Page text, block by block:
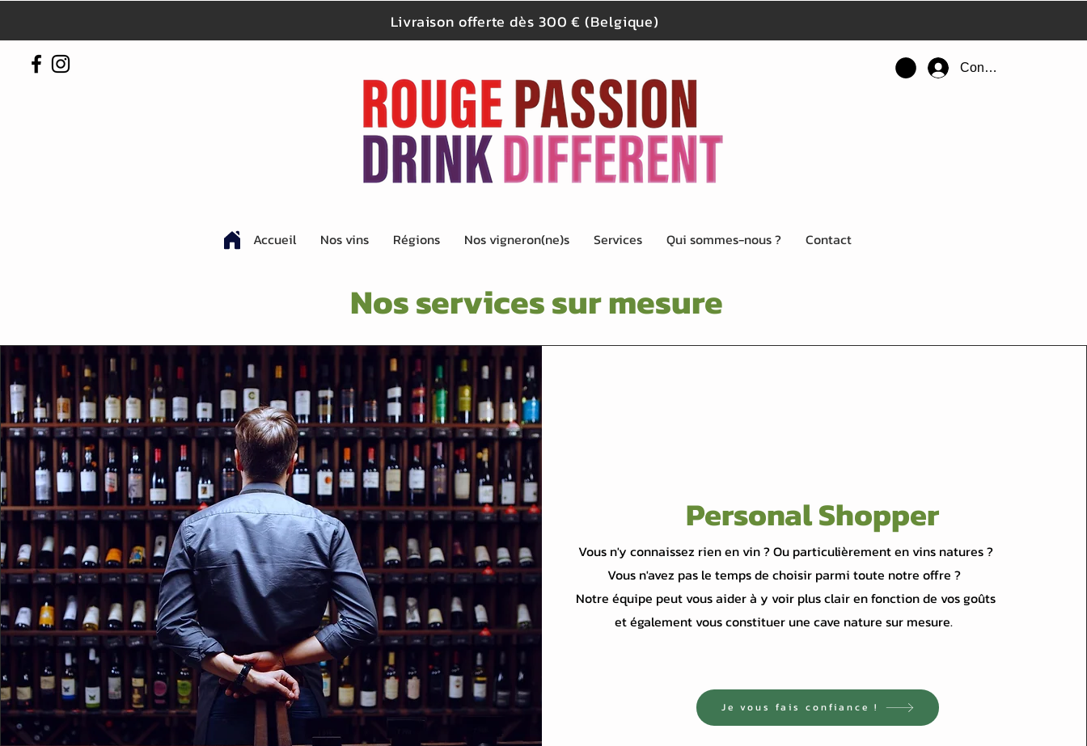
Livraison offerte dès 300 € (Belgique)
Connexion
Accueil Nos vins Régions Nos vigneron(ne)s Services Qui sommes-nous ? Contact
Nos services sur mesure
Personal Shopper
Je vous fais confiance !
Vous n'y connaissez rien en vin ? Ou particulièrement en vins natures ?
Vous n'avez pas le temps de choisir parmi toute notre offre ?
Notre équipe peut vous aider à y voir plus clair en fonction de vos goûts
et également vous constituer une cave nature sur mesure.